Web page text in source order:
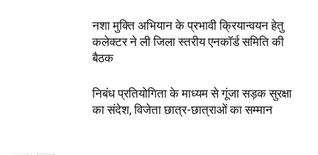
नशा मुक्ति अभियान के प्रभावी क्रियान्वयन हेतु
कलेक्टर ने ली जिला स्तरीय एनकॉर्ड समिति की
बैठक
निबंध प्रतियोगिता के माध्यम से गूंजा सड़क सुरक्षा
का संदेश, विजेता छात्र-छात्राओं का सम्मान